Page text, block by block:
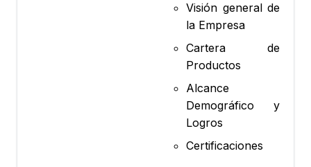
Visión general de
la Empresa
Cartera de
Productos
Alcance
Demográfico y
Logros
Certificaciones